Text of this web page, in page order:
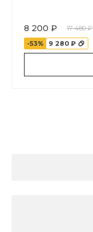
8 200 ₽
17 480 ₽
-53%
9 280 ₽